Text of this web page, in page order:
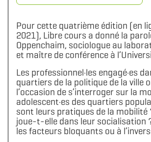
Pour cette quatrième édition (en
2021), Libre cours a donné la
Oppenchaim, sociologue au
et maître de conférence à
Les professionnel·les engagé·es
quartiers de la politique de la ville
l’occasion de s’interroger sur la
adolescent·es des quartiers
sont leurs pratiques de la mobilité
joue-t-elle dans leur socialisation
les facteurs bloquants ou à